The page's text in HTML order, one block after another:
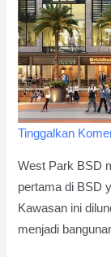
Tinggalkan
West Park BSD
pertama di BSD
Kawasan ini
menjadi